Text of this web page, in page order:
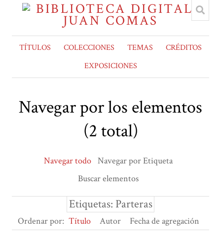
TÍTULOS COLECCIONES TEMAS
CRÉDITOS
EXPOSICIONES
Navegar por los elementos
(2 total)
Navegar todo Navegar por Etiqueta
Buscar elementos
Etiquetas: Parteras
Ordenar por: Título Autor Fecha de agregación